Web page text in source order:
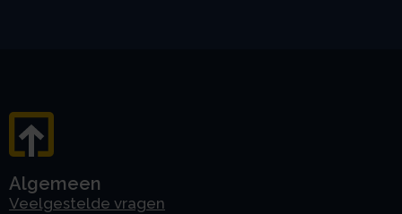
Algemeen
Veelgestelde vragen